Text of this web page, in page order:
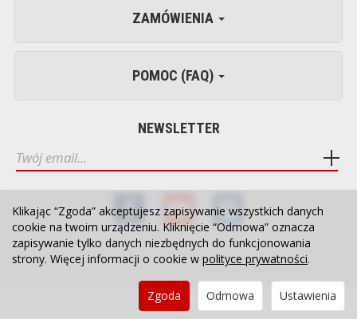
ZAMÓWIENIA
POMOC (FAQ)
NEWSLETTER
Klikając “Zgoda” akceptujesz zapisywanie wszystkich danych
cookie na twoim urządzeniu. Kliknięcie “Odmowa” oznacza
zapisywanie tylko danych niezbędnych do funkcjonowania
strony. Więcej informacji o cookie w polityce prywatności.
Ustawienia
Odmowa
Zgoda